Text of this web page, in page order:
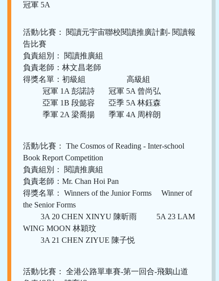
冠軍 5A
活動/比賽： 閱讀元宇宙聯校閱讀推廣計劃- 閱讀報
告比賽
負責組別： 閱讀推廣組
負責老師：林文昌老師
得獎名單：初級組 高級組
冠軍 1A 彭諾詩 冠軍 5A 曾尚弘
亞軍 1B 段懿容 亞季 5A 林鈺森
季軍 2A 梁喬揚 季軍 4A 周梓朗
活動/比賽： The Cosmos of Reading - Inter-school
Book Report Competition
負責組別： 閱讀推廣組
負責老師：Mr. Chan Hoi Pan
得獎名單： Winners of the Junior Forms Winner of
the Senior Forms
3A 20 CHEN XINYU 陳昕雨 5A 23 LAM
WING MOON 林穎玟
3A 21 CHEN ZIYUE 陳子悦
活動/比賽： 全港公路單車賽-第一回合-飛鵝山道